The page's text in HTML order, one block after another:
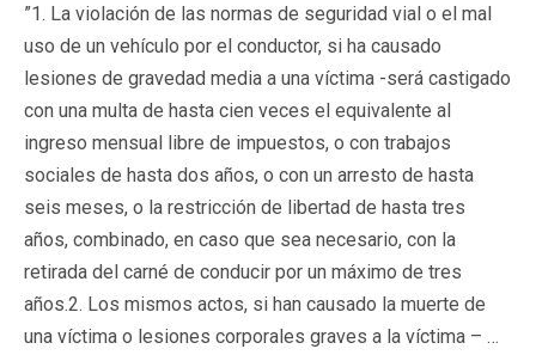
”1. La violación de las normas de seguridad vial o el mal
uso de un vehículo por el conductor, si ha causado
lesiones de gravedad media a una víctima -será castigado
con una multa de hasta cien veces el equivalente al
ingreso mensual libre de impuestos, o con trabajos
sociales de hasta dos años, o con un arresto de hasta
seis meses, o la restricción de libertad de hasta tres
años, combinado, en caso que sea necesario, con la
retirada del carné de conducir por un máximo de tres
años.2. Los mismos actos, si han causado la muerte de
una víctima o lesiones corporales graves a la víctima – …